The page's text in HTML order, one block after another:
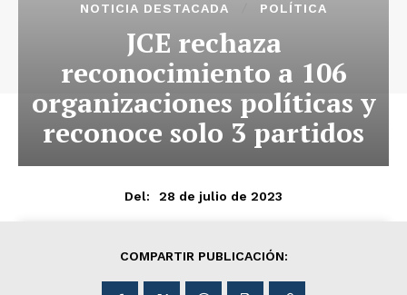
NOTICIA DESTACADA POLÍTICA
JCE rechaza
reconocimiento a 106
organizaciones políticas y
reconoce solo 3 partidos
Del: 28 de julio de 2023
COMPARTIR PUBLICACIÓN: